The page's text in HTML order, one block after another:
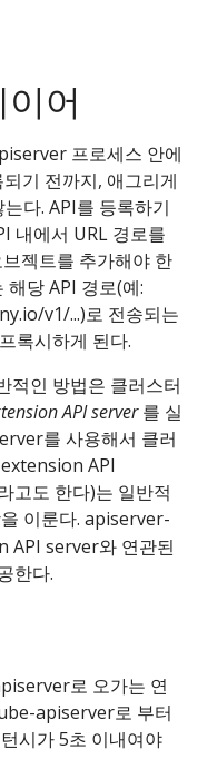
어
프로세스 안에
기 전까지, 애그리게
다. API를 등록하기
내에서 URL 경로를
젝트를 추가해야 한
해당 API 경로(예:
v1/...)로 전송되는
록시하게 된다.
적인 방법은 클러스터
API server를 실
를 사용해서 클러
API
도 한다)는 일반적
이룬다. apiserver-
API server와 연관된
한다.
로 오가는 연
apiserver로 부터
시가 5초 이내여야